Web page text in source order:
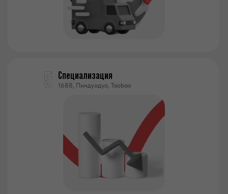
Специализация
1688, Пиндуодуо, Taobao